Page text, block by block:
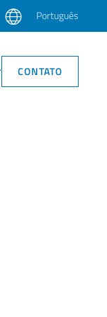
Português
CONTATO